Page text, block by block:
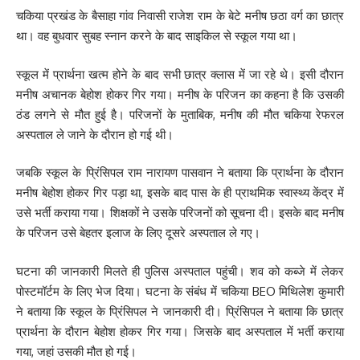
चकिया प्रखंड के बैसाहा गांव निवासी राजेश राम के बेटे मनीष छठा वर्ग का छात्र
था। वह बुधवार सुबह स्नान करने के बाद साइकिल से स्कूल गया था।
स्कूल में प्रार्थना खत्म होने के बाद सभी छात्र क्लास में जा रहे थे। इसी दौरान
मनीष अचानक बेहोश होकर गिर गया। मनीष के परिजन का कहना है कि उसकी
ठंड लगने से मौत हुई है। परिजनों के मुताबिक, मनीष की मौत चकिया रेफरल
अस्पताल ले जाने के दौरान हो गई थी।
जबकि स्कूल के प्रिंसिपल राम नारायण पासवान ने बताया कि प्रार्थना के दौरान
मनीष बेहोश होकर गिर पड़ा था, इसके बाद पास के ही प्राथमिक स्वास्थ्य केंद्र में
उसे भर्ती कराया गया। शिक्षकों ने उसके परिजनों को सूचना दी। इसके बाद मनीष
के परिजन उसे बेहतर इलाज के लिए दूसरे अस्पताल ले गए।
घटना की जानकारी मिलते ही पुलिस अस्पताल पहुंची। शव को कब्जे में लेकर
पोस्टमॉर्टम के लिए भेज दिया। घटना के संबंध में चकिया BEO मिथिलेश कुमारी
ने बताया कि स्कूल के प्रिंसिपल ने जानकारी दी। प्रिंसिपल ने बताया कि छात्र
प्रार्थना के दौरान बेहोश होकर गिर गया। जिसके बाद अस्पताल में भर्ती कराया
गया, जहां उसकी मौत हो गई।